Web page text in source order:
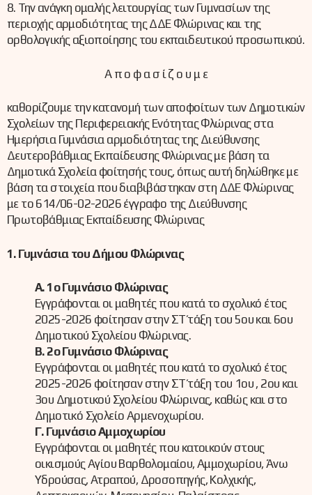
8. Την ανάγκη ομαλής λειτουργίας των Γυμνασίων της
περιοχής αρμοδιότητας της ΔΔΕ Φλώρινας και της
ορθολογικής αξιοποίησης του εκπαιδευτικού προσωπικού.
Α π ο φ α σ ί ζ ο υ μ ε
καθορίζουμε την κατανομή των αποφοίτων των Δημοτικών
Σχολείων της Περιφερειακής Ενότητας Φλώρινας στα
Ημερήσια Γυμνάσια αρμοδιότητας της Διεύθυνσης
Δευτεροβάθμιας Εκπαίδευσης Φλώρινας με βάση τα
Δημοτικά Σχολεία φοίτησής τους, όπως αυτή δηλώθηκε με
βάση τα στοιχεία που διαβιβάστηκαν στη ΔΔΕ Φλώρινας
με το 614/06-02-2026 έγγραφο της Διεύθυνσης
Πρωτοβάθμιας Εκπαίδευσης Φλώρινας
1. Γυμνάσια του Δήμου Φλώρινας
Α. 1ο Γυμνάσιο Φλώρινας
Εγγράφονται οι μαθητές που κατά το σχολικό έτος
2025-2026 φοίτησαν στην ΣΤ΄ τάξη του 5ου και 6ου
Δημοτικού Σχολείου Φλώρινας.
Β. 2ο Γυμνάσιο Φλώρινας
Εγγράφονται οι μαθητές που κατά το σχολικό έτος
2025-2026 φοίτησαν στην ΣΤ΄ τάξη του 1ου , 2ου και
3ου Δημοτικού Σχολείου Φλώρινας, καθώς και στο
Δημοτικό Σχολείο Αρμενοχωρίου.
Γ. Γυμνάσιο Αμμοχωρίου
Εγγράφονται οι μαθητές που κατοικούν στους
οικισμούς Αγίου Βαρθολομαίου, Αμμοχωρίου, Άνω
Υδρούσας, Ατραπού, Δροσοπηγής, Κολχικής,